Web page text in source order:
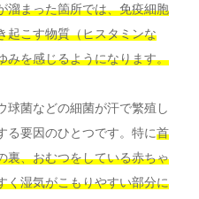
溜まった箇所では、免疫細胞
起こす物質（ヒスタミンな
みを感じるようになります。
球菌などの細菌が汗で繁殖し
る要因のひとつです。特に首
裏、おむつをしている赤ちゃ
く湿気がこもりやすい部分に